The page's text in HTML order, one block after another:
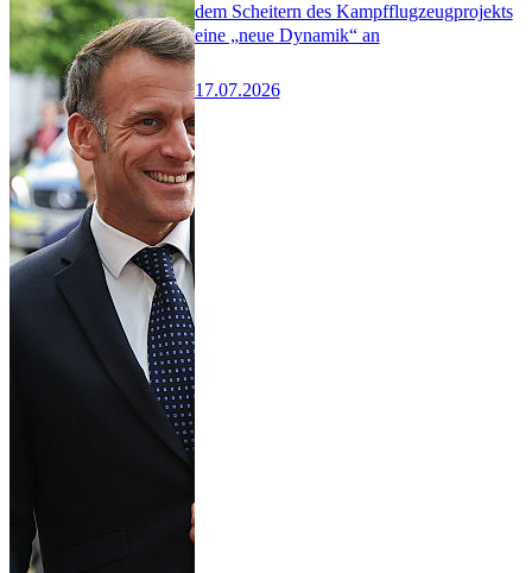
dem Scheitern des Kampfflugzeugprojekts
eine „neue Dynamik“ an
17.07.2026